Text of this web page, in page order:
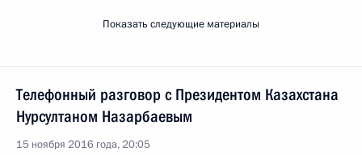
Показать следующие материалы
Телефонный разговор с Президентом Казахстана
Нурсултаном Назарбаевым
15 ноября 2016 года, 20:05